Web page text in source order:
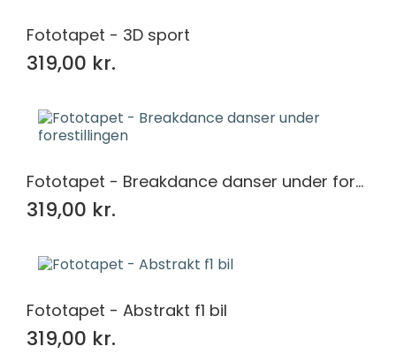
450x300
169
460x300
520x318
Fototapet - 3D sport
319,00 kr.
Fototapet - Breakdance danser under forestillingen
319,00 kr.
Fototapet - Abstrakt f1 bil
319,00 kr.